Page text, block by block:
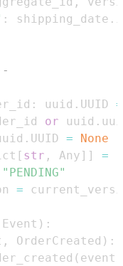
: shipping_date .
: uuid . UUID =
or uuid .
. UUID =
None
[ str , Any ] ] =
"PENDING"
=
Event ) :
, OrderCreated ) :
( event